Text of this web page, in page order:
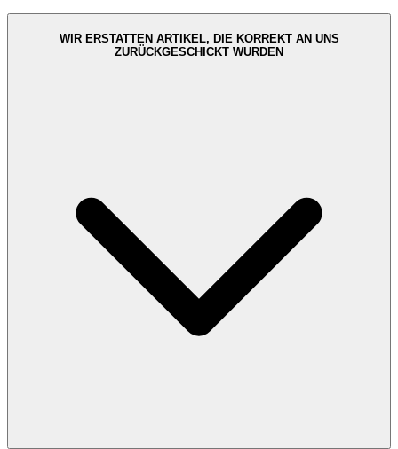
WIR ERSTATTEN ARTIKEL, DIE KORREKT AN UNS
ZURÜCKGESCHICKT WURDEN